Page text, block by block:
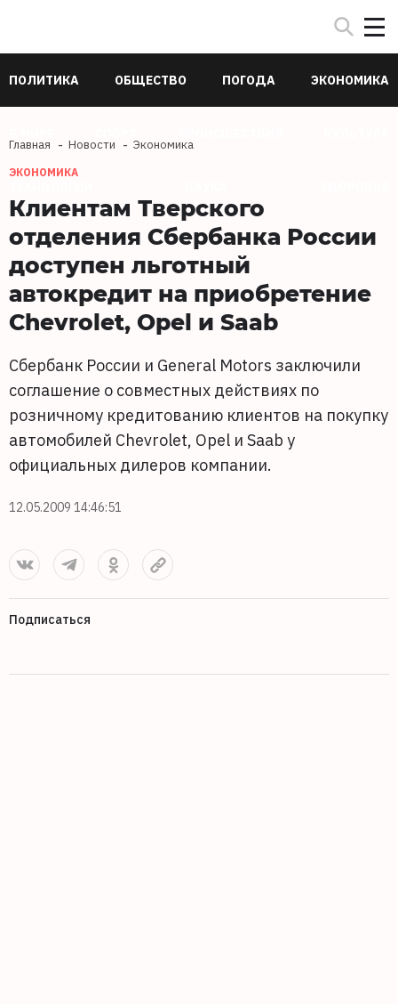
ПОЛИТИКА ОБЩЕСТВО ПОГОДА ЭКОНОМИКА
Главная Новости Экономика
ЭКОНОМИКА
Клиентам Тверского
отделения Сбербанка России
доступен льготный
автокредит на приобретение
Chevrolet, Opel и Saab
Сбербанк России и General Motors заключили
соглашение о совместных действиях по
розничному кредитованию клиентов на покупку
автомобилей Chevrolet, Opel и Saab у
официальных дилеров компании.
12.05.2009 14:46:51
Подписаться